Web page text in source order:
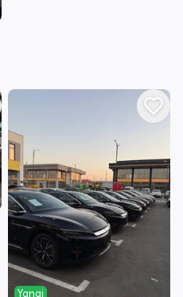
Yangi